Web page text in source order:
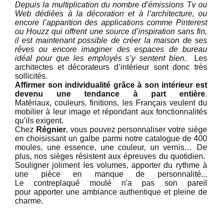
Depuis la multiplication du nombre d’émissions Tv ou
Web dédiées à la décoration et à l’architecture, ou
encore l’apparition des applications comme Pinterest
ou Houzz qui offrent une source d’inspiration sans fin,
il est maintenant possible de créer la maison de ses
rêves ou encore imaginer des espaces de bureau
idéal pour que les employés s’y sentent bien.
Les
architectes et décorateurs d’intérieur sont donc très
sollicités.
Affirmer son individualité grâce à son intérieur est
devenu une tendance à part entière.
Matériaux, couleurs, finitions, les Français veulent du
mobilier à leur image et répondant aux fonctionnalités
qu’ils exigent.
Chez Régnier, vous pouvez personnaliser votre siège
en choisissant un galbe parmi notre catalogue de 400
moules, une essence, une couleur, un vernis… De
plus, nos sièges résistent aux épreuves du quotidien.
Souligner joliment les volumes, apporter du rythme à
une pièce en manque de personnalité...
Le contreplaqué moulé n'a pas son pareil
pour apporter une ambiance authentique et pleine de
charme.